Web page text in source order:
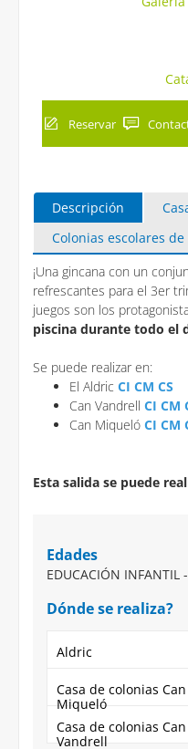
Reservar
Descripción
Colonias escolares
¡Una gincana con un
refrescantes para el 3er
juegos son los
piscina durante todo el
Se puede realizar en:
El Aldric CI CM CS
Can Vandrell CI CM
Can Miqueló CI CM
Esta salida se puede
Edades
EDUCACIÓN INFANTIL
Dónde se realiza?
Aldric
Casa de colonias Can
Miqueló
Casa de colonias Can
Vandrell